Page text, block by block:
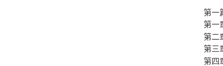
第一
第一
第二
第三
第四